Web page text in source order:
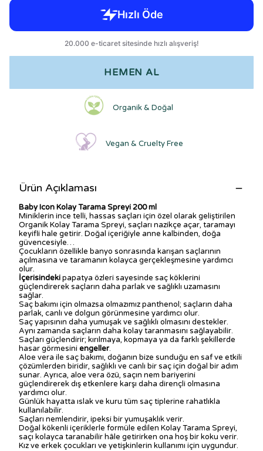
HEMEN AL
Organik & Doğal
Vegan & Cruelty Free
Ürün Açıklaması
Baby Icon Kolay Tarama Spreyi 200 ml
Miniklerin ince telli, hassas saçları için özel olarak geliştirilen
Organik Kolay Tarama Spreyi, saçları nazikçe açar, taramayı
keyifli hale getirir. Doğal içeriğiyle anne kalbinden, doğa
güvencesiyle…
Çocukların özellikle banyo sonrasında karışan saçlarının
açılmasına ve taramanın kolayca gerçekleşmesine yardımcı
olur.
İçerisindekipapatya özleri sayesinde saç köklerini
güçlendirerek saçların daha parlak ve sağlıklı uzamasını
sağlar.
Saç bakımı için olmazsa olmazımız panthenol; saçların daha
parlak, canlı ve dolgun görünmesine yardımcı olur.
Saç yapısının daha yumuşak ve sağlıklı olmasını destekler.
Aynı zamanda saçların daha kolay taranmasını sağlayabilir.
Saçları güçlendirir; kırılmaya, kopmaya ya da farklı şekillerde
hasar görmesiniengeller.
Aloe vera ile saç bakımı, doğanın bize sunduğu en saf ve etkili
çözümlerden biridir, sağlıklı ve canlı bir saç için doğal bir adım
sunar. Ayrıca, aloe vera özü, saçın nem bariyerini
güçlendirerek dış etkenlere karşı daha dirençli olmasına
yardımcı olur.
Günlük hayatta ıslak ve kuru tüm saç tiplerine rahatlıkla
kullanılabilir.
Saçları nemlendirir, ipeksi bir yumuşaklık verir.
Doğal kökenli içeriklerle formüle edilen Kolay Tarama Spreyi,
saçı kolayca taranabilir hâle getirirken ona hoş bir koku verir.
Kız ve erkek çocukları ve yetişkinlerin kullanımı için uygundur.